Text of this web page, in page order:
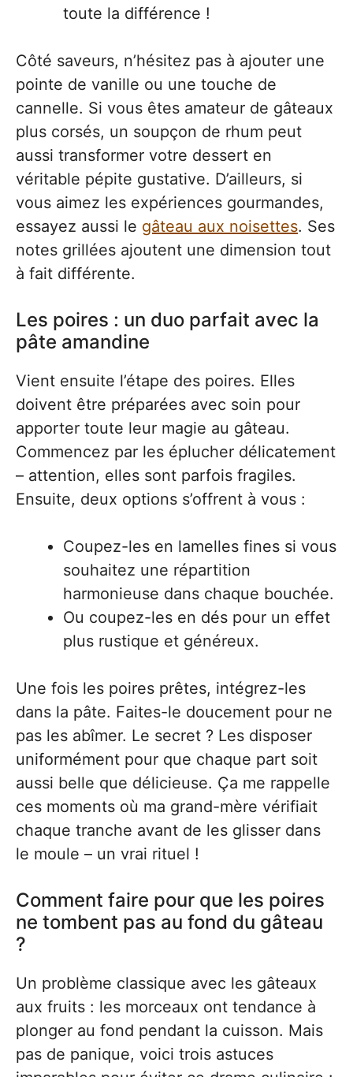
toute la différence !
Côté saveurs, n’hésitez pas à ajouter une
pointe de vanille ou une touche de
cannelle. Si vous êtes amateur de gâteaux
plus corsés, un soupçon de rhum peut
aussi transformer votre dessert en
véritable pépite gustative. D’ailleurs, si
vous aimez les expériences gourmandes,
essayez aussi le gâteau aux noisettes. Ses
notes grillées ajoutent une dimension tout
à fait différente.
Les poires : un duo parfait avec la
pâte amandine
Vient ensuite l’étape des poires. Elles
doivent être préparées avec soin pour
apporter toute leur magie au gâteau.
Commencez par les éplucher délicatement
– attention, elles sont parfois fragiles.
Ensuite, deux options s’offrent à vous :
Coupez-les en lamelles fines si vous
souhaitez une répartition
harmonieuse dans chaque bouchée.
Ou coupez-les en dés pour un effet
plus rustique et généreux.
Une fois les poires prêtes, intégrez-les
dans la pâte. Faites-le doucement pour ne
pas les abîmer. Le secret ? Les disposer
uniformément pour que chaque part soit
aussi belle que délicieuse. Ça me rappelle
ces moments où ma grand-mère vérifiait
chaque tranche avant de les glisser dans
le moule – un vrai rituel !
Comment faire pour que les poires
ne tombent pas au fond du gâteau
?
Un problème classique avec les gâteaux
aux fruits : les morceaux ont tendance à
plonger au fond pendant la cuisson. Mais
pas de panique, voici trois astuces